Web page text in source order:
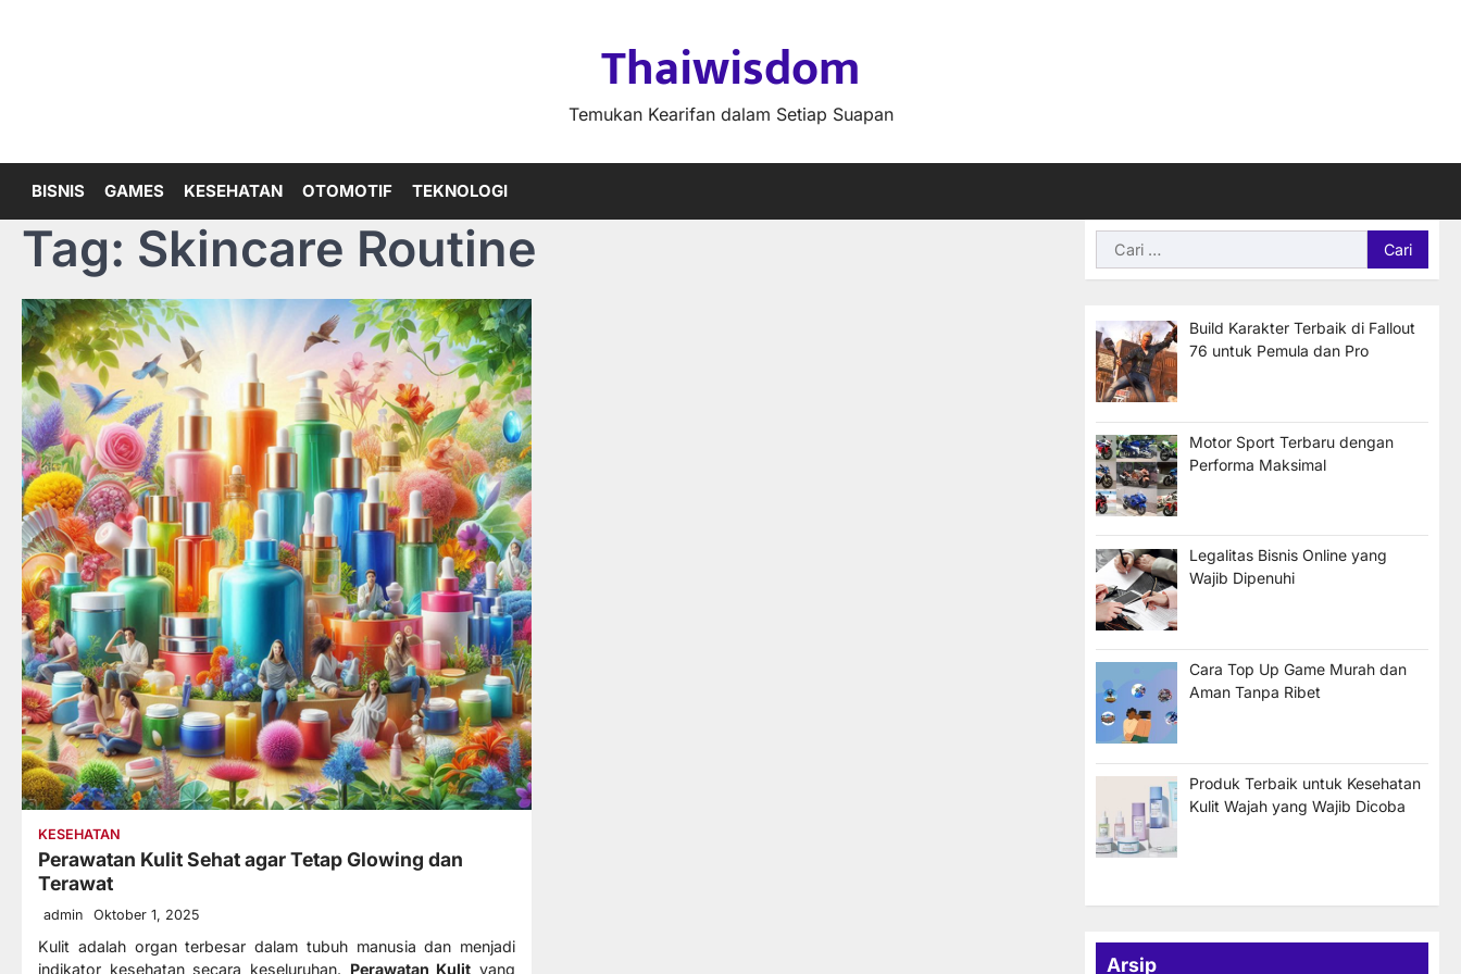
Thaiwisdom
Temukan Kearifan dalam Setiap Suapan
BISNIS GAMES KESEHATAN OTOMOTIF TEKNOLOGI
Tag: Skincare Routine
KESEHATAN
Perawatan Kulit Sehat agar Tetap Glowing dan
Terawat
admin Oktober 1, 2025
Kulit adalah organ terbesar dalam tubuh manusia dan menjadi
indikator kesehatan secara keseluruhan. Perawatan Kulit yang
Cari
untuk:
Build Karakter Terbaik di Fallout
76 untuk Pemula dan Pro
Motor Sport Terbaru dengan
Performa Maksimal
Legalitas Bisnis Online yang
Wajib Dipenuhi
Cara Top Up Game Murah dan
Aman Tanpa Ribet
Produk Terbaik untuk Kesehatan
Kulit Wajah yang Wajib Dicoba
Arsip